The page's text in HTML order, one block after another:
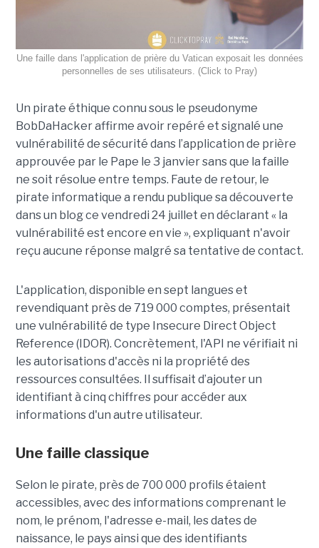
Une faille dans l'application de prière du Vatican exposait les données
personnelles de ses utilisateurs. (Click to Pray)
Un pirate éthique connu sous le pseudonyme
BobDaHacker affirme avoir repéré et signalé une
vulnérabilité de sécurité dans l’application de prière
approuvée par le Pape le 3 janvier sans que la faille
ne soit résolue entre temps. Faute de retour, le
pirate informatique a rendu publique sa découverte
dans un blog ce vendredi 24 juillet en déclarant « la
vulnérabilité est encore en vie », expliquant n'avoir
reçu aucune réponse malgré sa tentative de contact.
L'application, disponible en sept langues et
revendiquant près de 719 000 comptes, présentait
une vulnérabilité de type Insecure Direct Object
Reference (IDOR). Concrètement, l'API ne vérifiait ni
les autorisations d'accès ni la propriété des
ressources consultées. Il suffisait d’ajouter un
identifiant à cinq chiffres pour accéder aux
informations d'un autre utilisateur.
Une faille classique
Selon le pirate, près de 700 000 profils étaient
accessibles, avec des informations comprenant le
nom, le prénom, l'adresse e-mail, les dates de
naissance, le pays ainsi que des identifiants